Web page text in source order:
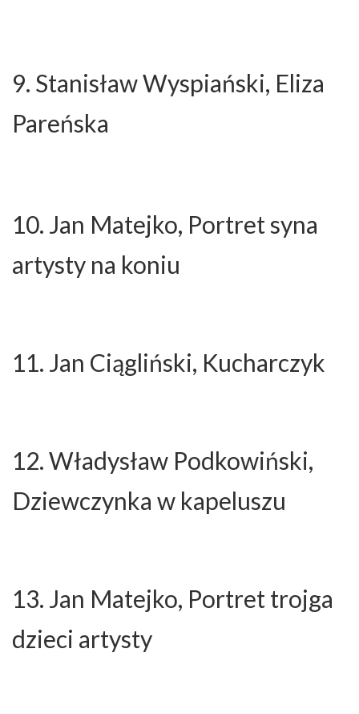
9. Stanisław Wyspiański, Eliza
Pareńska
10. Jan Matejko, Portret syna
artysty na koniu
11. Jan Ciągliński, Kucharczyk
12. Władysław Podkowiński,
Dziewczynka w kapeluszu
13. Jan Matejko, Portret trojga
dzieci artysty